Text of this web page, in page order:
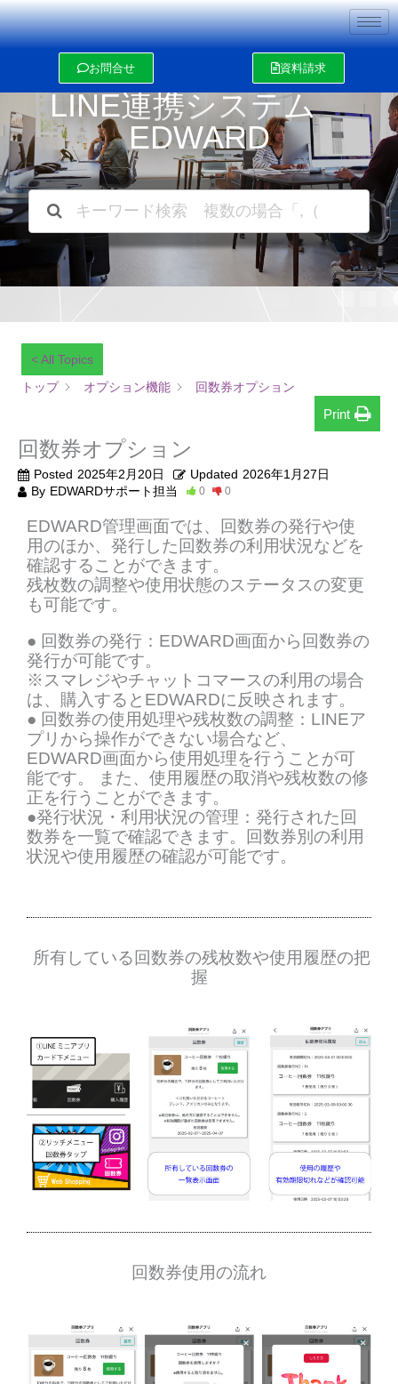
内
容
を
ッ
お問合せ 資料請求
LINE連携システム
EDWARD
< All Topics
トップ
オプション機能 回数券オプション
Print
回数券オプション
Posted 2025年2月20日 Updated 2026年1月27日
By EDWARDサポート担当 0 0
EDWARD管理画面では、回数券の発行や使
用のほか、発行した回数券の利用状況などを
確認することができます。
残枚数の調整や使用状態のステータスの変更
も可能です。
● 回数券の発行：EDWARD画面から回数券の
発行が可能です。
※スマレジやチャットコマースの利用の場合
は、購入するとEDWARDに反映されます。
● 回数券の使用処理や残枚数の調整：LINEア
プリから操作ができない場合など、
EDWARD画面から使用処理を行うことが可
能です。 また、使用履歴の取消や残枚数の修
正を行うことができます。
●発行状況・利用状況の管理：発行された回
数券を一覧で確認できます。回数券別の利用
状況や使用履歴の確認が可能です。
所有している回数券の残枚数や使用履歴の把
握
回数券使用の流れ